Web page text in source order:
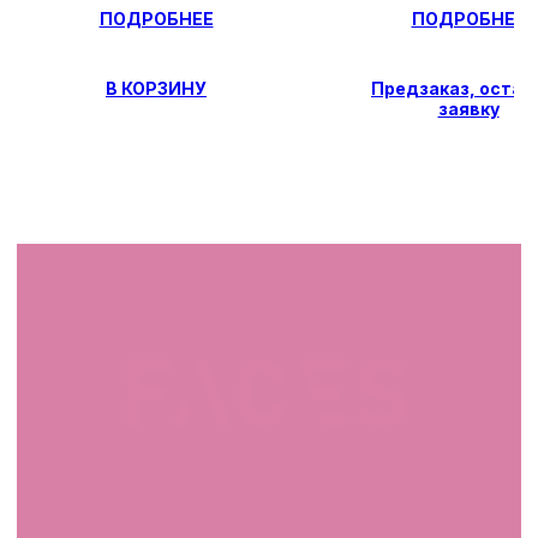
ПОДРОБНЕЕ
В КОРЗИНУ
ПОДРОБНЕЕ
Предзаказ,
заявку
СВЯЖИТЕСЬ С НАМИ